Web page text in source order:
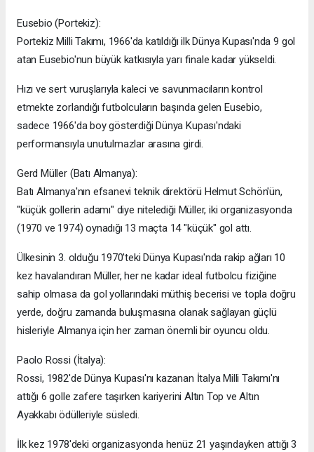
Eusebio (Portekiz):
Portekiz Milli Takımı, 1966'da katıldığı ilk Dünya Kupası'nda 9 gol
atan Eusebio'nun büyük katkısıyla yarı finale kadar yükseldi.
Hızı ve sert vuruşlarıyla kaleci ve savunmacıların kontrol
etmekte zorlandığı futbolcuların başında gelen Eusebio,
sadece 1966'da boy gösterdiği Dünya Kupası'ndaki
performansıyla unutulmazlar arasına girdi.
Gerd Müller (Batı Almanya):
Batı Almanya'nın efsanevi teknik direktörü Helmut Schön'ün,
"küçük gollerin adamı" diye nitelediği Müller, iki organizasyonda
(1970 ve 1974) oynadığı 13 maçta 14 "küçük" gol attı.
Ülkesinin 3. olduğu 1970'teki Dünya Kupası'nda rakip ağları 10
kez havalandıran Müller, her ne kadar ideal futbolcu fiziğine
sahip olmasa da gol yollarındaki müthiş becerisi ve topla doğru
yerde, doğru zamanda buluşmasına olanak sağlayan güçlü
hisleriyle Almanya için her zaman önemli bir oyuncu oldu.
Paolo Rossi (İtalya):
Rossi, 1982'de Dünya Kupası'nı kazanan İtalya Milli Takımı'nı
attığı 6 golle zafere taşırken kariyerini Altın Top ve Altın
Ayakkabı ödülleriyle süsledi.
İlk kez 1978'deki organizasyonda henüz 21 yaşındayken attığı 3